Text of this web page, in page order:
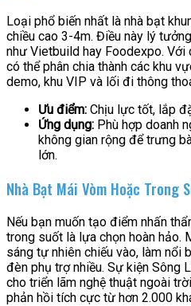
Loại phổ biến nhất là nhà bạt
chiều cao 3-4m. Điều này lý
như Vietbuild hay Foodexpo. Với
có thể phân chia thành các khu
demo, khu VIP và lối đi thông
Ưu điểm: Chịu lực tốt, lắp
Ứng dụng: Phù hợp doanh
không gian rộng để trưng
lớn.
Nhà Bạt Mái Vòm Hoặc Trong
Nếu bạn muốn tạo điểm nhấn
trong suốt là lựa chọn hoàn hảo.
sáng tự nhiên chiếu vào, làm nổi
đèn phụ trợ nhiều. Sự kiện Sông
cho triển lãm nghệ thuật ngoài
phản hồi tích cực từ hơn 2.000